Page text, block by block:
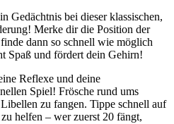
Gedächtnis bei dieser klassischen,
Merke dir die Position der
dann so schnell wie möglich
Spaß und fördert dein Gehirn!
Reflexe und deine
Spiel! Frösche rund ums
zu fangen. Tippe schnell auf
helfen – wer zuerst 20 fängt,